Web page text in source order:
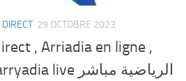
29 OCTOBRE 2023
, Arriadia en ligne ,
Arriyadia tnt live arryadia live الرياضية مباشر